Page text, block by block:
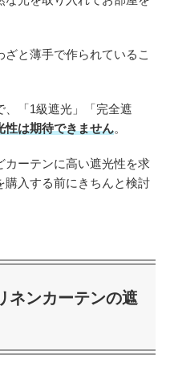
と薄手で作られているこ
、「1級遮光」「完全遮
性は期待できません。
カーテンに高い遮光性を求
購入する前にきちんと検討
ネンカーテンの遮